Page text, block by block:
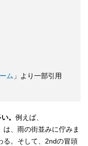
ム 」より一部引用
。 例えば、
、雨の街並みに佇みま
る。そして、2ndの冒頭